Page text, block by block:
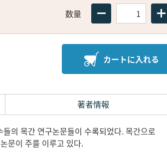
数量
カートに入れる
著者情報
의 목간 연구논문들이 수록되었다. 목간으로
문이 주를 이루고 있다.